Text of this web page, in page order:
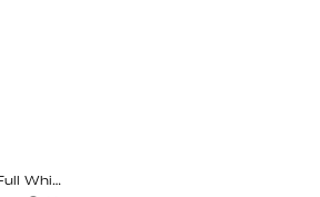
Черевики MS Boots Full White (хутро)